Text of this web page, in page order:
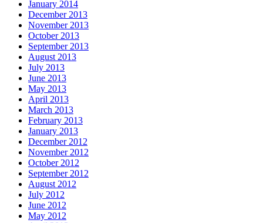
January 2014
December 2013
November 2013
October 2013
September 2013
August 2013
July 2013
June 2013
May 2013
April 2013
March 2013
February 2013
January 2013
December 2012
November 2012
October 2012
September 2012
August 2012
July 2012
June 2012
May 2012